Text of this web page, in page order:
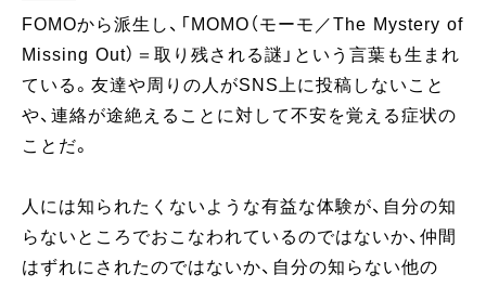
FOMOから派生し、「MOMO（モーモ／The Mystery of
Missing Out）＝取り残される謎」という言葉も生まれ
ている。友達や周りの人がSNS上に投稿しないこと
や、連絡が途絶えることに対して不安を覚える症状の
ことだ。
人には知られたくないような有益な体験が、自分の知
らないところでおこなわれているのではないか、仲間
はずれにされたのではないか、自分の知らない他の